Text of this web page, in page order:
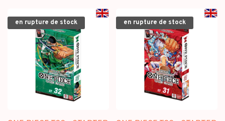
en rupture de stock en rupture de stock